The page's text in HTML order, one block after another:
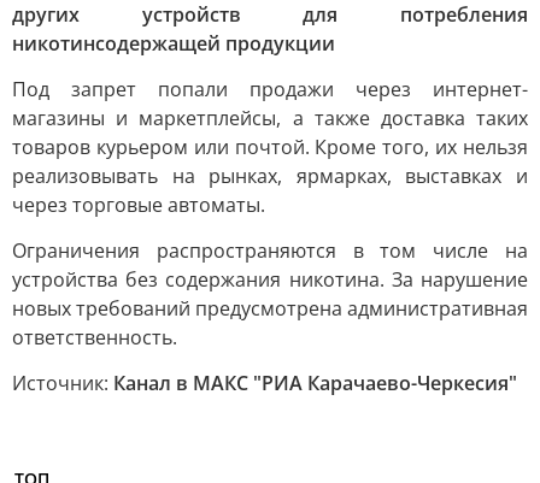
других устройств для потребления
никотинсодержащей продукции
Под запрет попали продажи через интернет-
магазины и маркетплейсы, а также доставка таких
товаров курьером или почтой. Кроме того, их нельзя
реализовывать на рынках, ярмарках, выставках и
через торговые автоматы.
Ограничения распространяются в том числе на
устройства без содержания никотина. За нарушение
новых требований предусмотрена административная
ответственность.
Источник: Канал в МАКС "РИА Карачаево-Черкесия"